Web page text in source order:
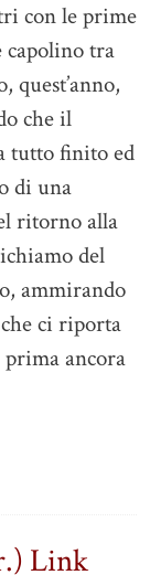
con le prime
capolino tra
quest’anno,
che il
tutto finito ed
di una
ritorno alla
del
ammirando
ci riporta
ancora
Link